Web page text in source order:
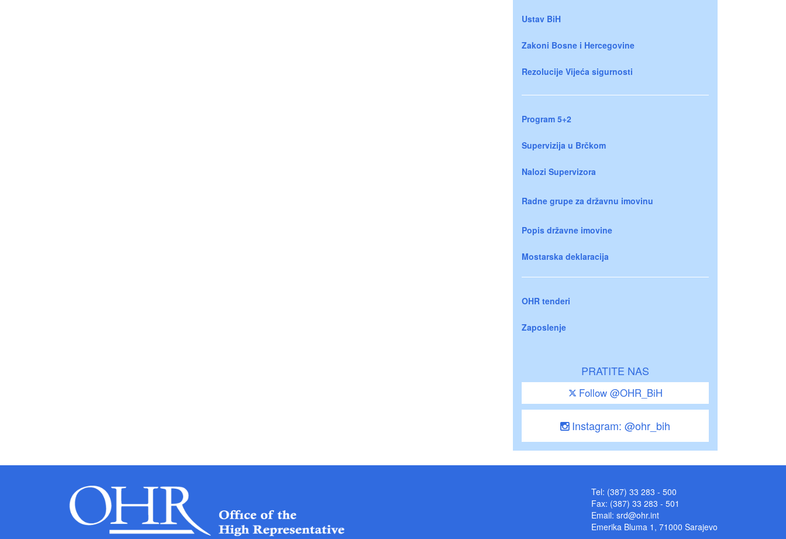
Ustav BiH
Zakoni Bosne i Hercegovine
Rezolucije Vijeća sigurnosti
Program 5+2
Supervizija u Brčkom
Nalozi Supervizora
Radne grupe za državnu imovinu
Popis državne imovine
Mostarska deklaracija
OHR tenderi
Zaposlenje
PRATITE NAS
Follow @OHR_BiH
Instagram: @ohr_bih
Tel: (387) 33 283 - 500
Fax: (387) 33 283 - 501
Email: srd@ohr.int
Emerika Bluma 1, 71000 Sarajevo